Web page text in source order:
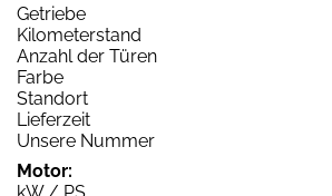
Getriebe
Kilometerstand
Anzahl der Türen
Farbe
Standort
Lieferzeit
Unsere Nummer
Motor:
kW / PS